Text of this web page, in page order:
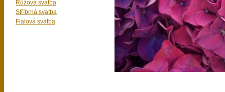
Růžová svatba
Stříbrná svatba
Fialová svatba